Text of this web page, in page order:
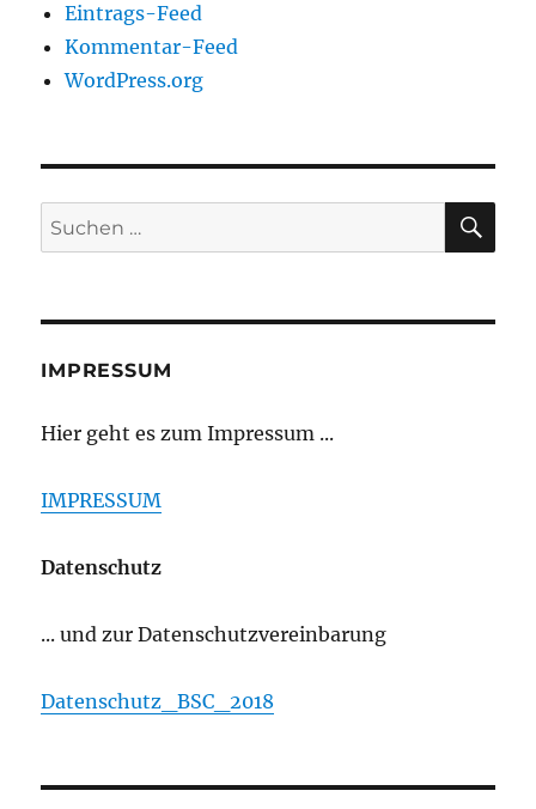
Eintrags-Feed
Kommentar-Feed
WordPress.org
Suchen
nach:
IMPRESSUM
Hier geht es zum Impressum ...
IMPRESSUM
Datenschutz
... und zur Datenschutzvereinbarung
Datenschutz_BSC_2018